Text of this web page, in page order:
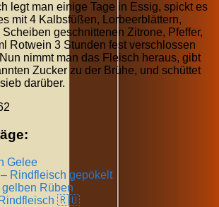
legt man einige Tage in Essig, spickt es
mit 4 Kalbsfüßen, Lorbeerblättern,
geschnittenen Zitrone, Pfeffer,
Rotwein 3 Stunden fest verschlossen
nimmt man das Fleisch heraus, gibt
Zucker zu der Brühe, und schüttet
darüber.
Gelee
Rindfleisch gepökelt
gelben Rüben
Rindfleisch 🇷🇺